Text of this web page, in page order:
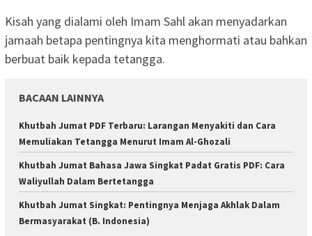
Kisah yang dialami oleh Imam Sahl akan menyadarkan
jamaah betapa pentingnya kita menghormati atau bahkan
berbuat baik kepada tetangga.
BACAAN LAINNYA
Khutbah Jumat PDF Terbaru: Larangan Menyakiti dan Cara
Memuliakan Tetangga Menurut Imam Al-Ghozali
Khutbah Jumat Bahasa Jawa Singkat Padat Gratis PDF: Cara
Waliyullah Dalam Bertetangga
Khutbah Jumat Singkat: Pentingnya Menjaga Akhlak Dalam
Bermasyarakat (B. Indonesia)